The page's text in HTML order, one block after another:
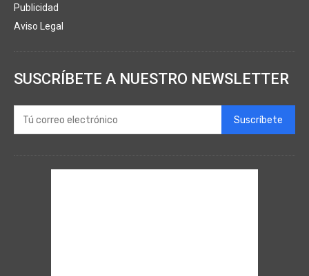
Publicidad
Aviso Legal
SUSCRÍBETE A NUESTRO NEWSLETTER
Suscríbete